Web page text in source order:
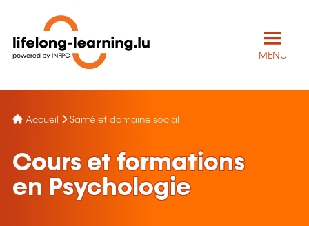
MENU
Accueil Santé et domaine social
Cours et formations
en Psychologie